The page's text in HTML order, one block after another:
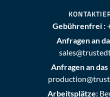
Gebührenfrei :
Anfragen an
Anfragen an
Arbeitsplätze: